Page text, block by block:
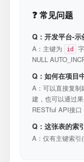
❓ 常见问题
Q：开发平台-示
A：主键为 id
NULL
Q：如何在项目
A：可以直接复制
建，也可以通过
RESTful API接口
Q：这张表的索
A：仅有主键索引